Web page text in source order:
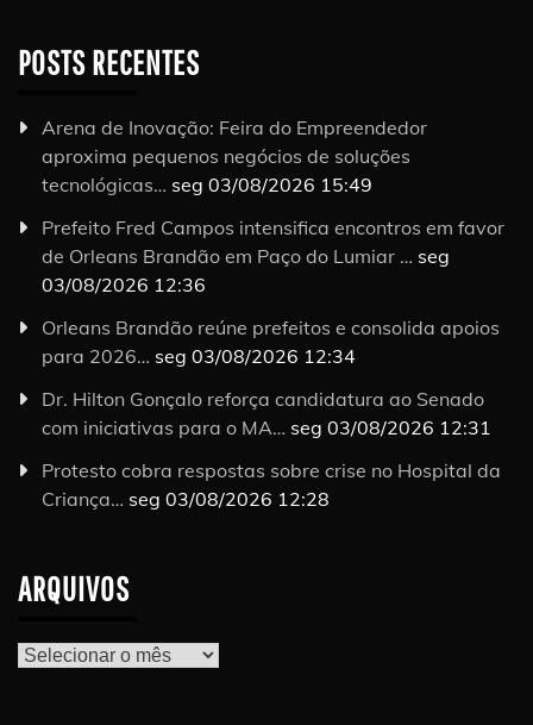
POSTS RECENTES
Arena de Inovação: Feira do Empreendedor
aproxima pequenos negócios de soluções
tecnológicas… seg 03/08/2026 15:49
Prefeito Fred Campos intensifica encontros em favor
de Orleans Brandão em Paço do Lumiar … seg
03/08/2026 12:36
Orleans Brandão reúne prefeitos e consolida apoios
para 2026… seg 03/08/2026 12:34
Dr. Hilton Gonçalo reforça candidatura ao Senado
com iniciativas para o MA… seg 03/08/2026 12:31
Protesto cobra respostas sobre crise no Hospital da
Criança… seg 03/08/2026 12:28
ARQUIVOS
Arquivos